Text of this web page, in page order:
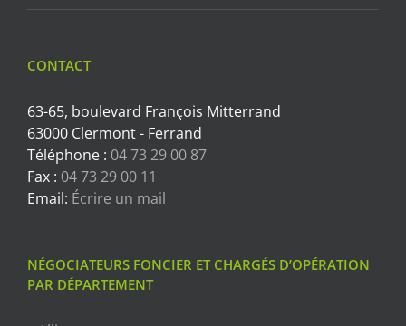
CONTACT
63-65, boulevard François Mitterrand
63000 Clermont - Ferrand
Téléphone : 04 73 29 00 87
Fax : 04 73 29 00 11
Email: Écrire un mail
NÉGOCIATEURS FONCIER ET CHARGÉS D’OPÉRATION
PAR DÉPARTEMENT